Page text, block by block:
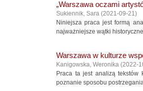
„Warszawa oczami
Sukiennik, Sara (2021-09-21)
Niniejsza praca jest formą
najważniejsze wątki
Warszawa w kulturze
Kanigowska, Weronika (2022-
Praca ta jest analizą tekstów
poznanie sposobu